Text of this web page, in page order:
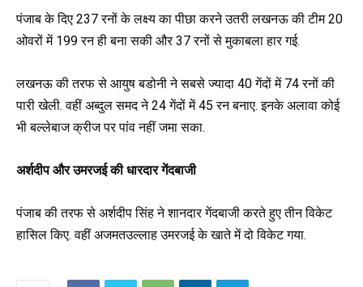
पंजाब के दिए 237 रनों के लक्ष्य का पीछा करने उतरी लखनऊ की टीम 20
ओवरों में 199 रन ही बना सकी और 37 रनों से मुकाबला हार गई.
लखनऊ की तरफ से आयुष बडोनी ने सबसे ज्यादा 40 गेंदों में 74 रनों की
पारी खेली. वहीं अब्दुल समद ने 24 गेंदों में 45 रन बनाए. इनके अलावा कोई
भी बल्लेबाज क्रीज पर पांव नहीं जमा सका.
अर्शदीप और उमरजई की धारदार गेंदबाजी
पंजाब की तरफ से अर्शदीप सिंह ने शानदार गेंदबाजी करते हुए तीन विकेट
हासिल किए. वहीं अजमतउल्लाह उमरजई के खाते में दो विकेट गया.